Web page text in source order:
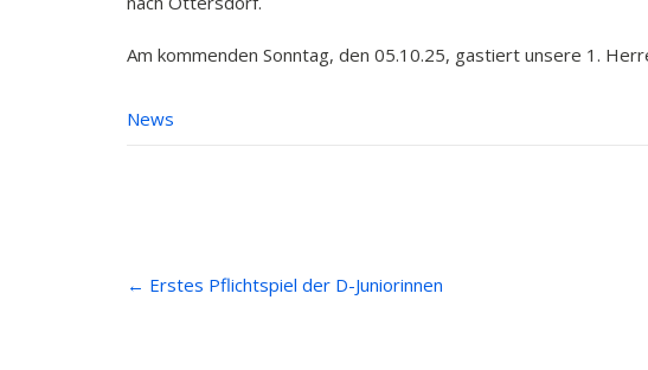
Am kommenden Sonntag, den 05.10.25, gastiert unsere 1.
News
navigation
← Erstes Pflichtspiel der D-Juniorinnen